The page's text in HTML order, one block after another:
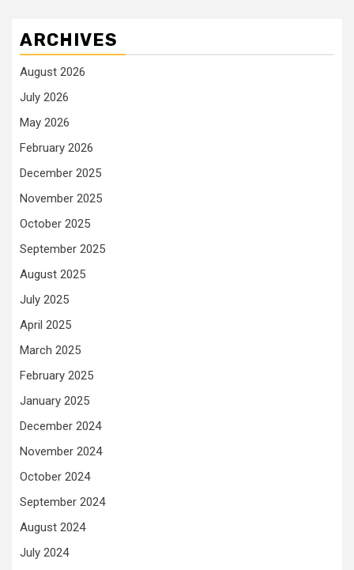
ARCHIVES
August 2026
July 2026
May 2026
February 2026
December 2025
November 2025
October 2025
September 2025
August 2025
July 2025
April 2025
March 2025
February 2025
January 2025
December 2024
November 2024
October 2024
September 2024
August 2024
July 2024